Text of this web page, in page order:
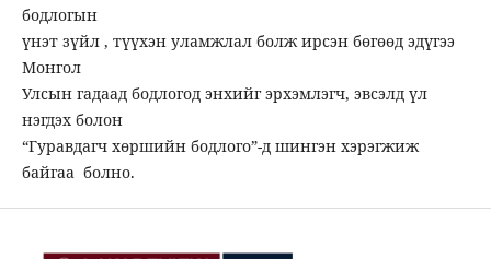
бодлогын
үнэт зүйл , түүхэн уламжлал болж ирсэн бөгөөд эдүгээ
Монгол
Улсын гадаад бодлогод энхийг эрхэмлэгч, эвсэлд үл
нэгдэх болон
“Гуравдагч хөршийн бодлого”-д шингэн хэрэгжиж
байгаа болно.